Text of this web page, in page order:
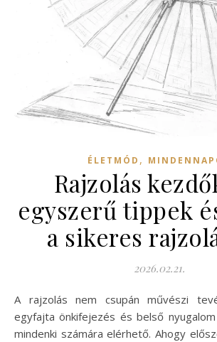
ÉLETMÓD ,
Rajzolás
egyszerű tippek
a sikeres
2026.02.21.
A rajzolás nem csupán művészi tevékenység, hanem
egyfajta önkifejezés és belső
mindenki számára elérhető. Ahogy